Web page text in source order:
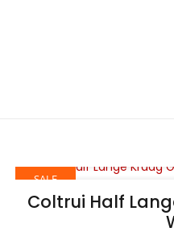
SALE
Coltrui Half